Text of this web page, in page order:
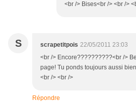
<br /> Bises<br /> <br />
S scrapetitpois 22/05/2011 23:03
<br /> Encore??????????<br />
page! Tu ponds toujours aussi
<br /> <br />
Répondre